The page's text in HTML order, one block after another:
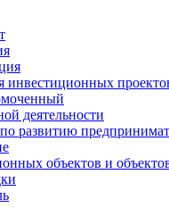
инвестиционных
деятельности
развитию
объектов и